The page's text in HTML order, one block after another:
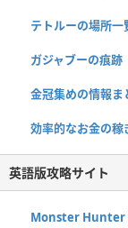
テトルーの場所一
ガジャブーの痕跡
金冠集めの情報ま
効率的なお金の稼
英語版攻略サイト
Monster Hunter